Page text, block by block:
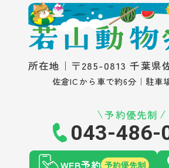
所在地｜〒285-0813 千葉県
佐倉ICから車で約6分｜駐車
予約優先制
043-486-
WEB予約 予約優先制